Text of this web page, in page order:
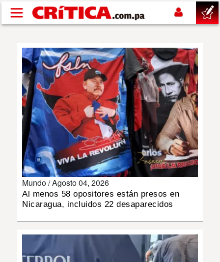
Pasar al contenido principal
SUCESOS
NACIONAL
POLÍTICA
SHOW
DEPORTES
INSÓLITAS
Mundo /Agosto 04, 2026
Al menos 58 opositores están presos en
Nicaragua, incluidos 22 desaparecidos